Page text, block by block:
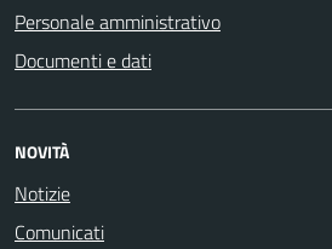
Personale amministrativo
Documenti e dati
NOVITÀ
Notizie
Comunicati